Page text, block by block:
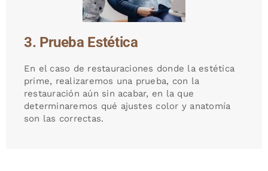
3. Prueba Estética
En el caso de restauraciones donde la estética
prime, realizaremos una prueba, con la
restauración aún sin acabar, en la que
determinaremos qué ajustes color y anatomía
son las correctas.